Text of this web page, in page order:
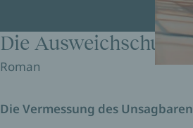
Die Ausweichschule
Roman
Die Vermessung des Unsagbaren